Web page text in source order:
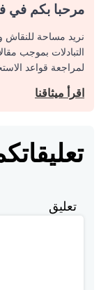
مرحبا بكم في
نريد مساحة للنقاش
التبادلات بموجب
لمراجعة قواعد
اقرأ ميثاقنا
تعليق